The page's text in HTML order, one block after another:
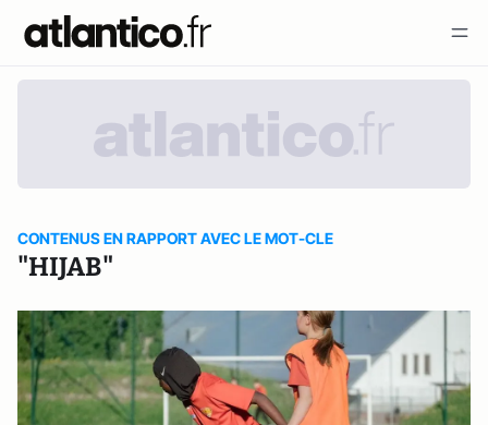
CONTENUS EN RAPPORT AVEC LE MOT-CLE
"HIJAB"